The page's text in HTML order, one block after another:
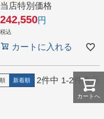
当店特別価格
242,550
税込
カートに入れる
新着順 2件中 1-2 件表示
カートへ